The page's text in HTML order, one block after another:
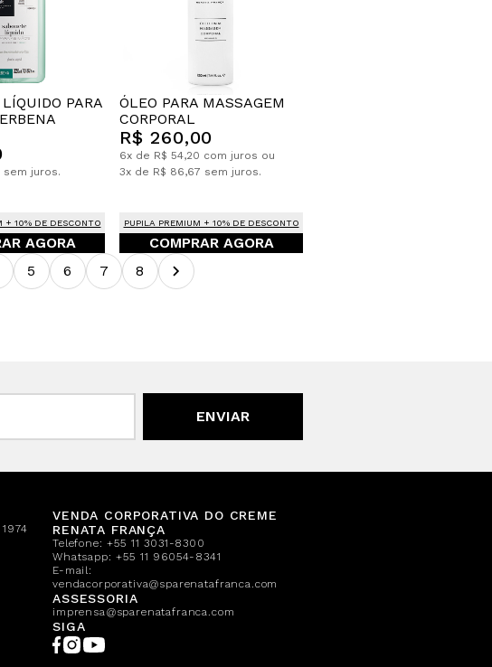
PARA
sem juros.
+ 10% DE DESCONTO
AGORA
ÓLEO PARA MASSAGEM
CORPORAL
R$ 260,00
6x de R$ 54,20 com juros ou
3x de R$ 86,67 sem juros.
PUPILA PREMIUM + 10% DE DESCONTO
COMPRAR AGORA
5 6 7 8
ENVIAR
VENDA CORPORATIVA DO CREME
RENATA FRANÇA
Telefone:+55 11 3031-8300
Whatsapp:+55 11 96054-8341
E-mail:
vendacorporativa@sparenatafranca.com
ASSESSORIA
imprensa@sparenatafranca.com
SIGA